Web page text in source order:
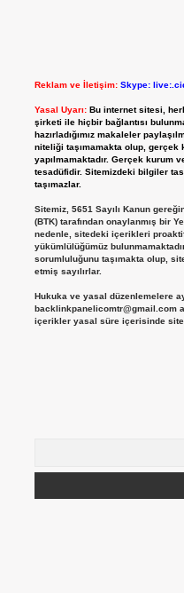
Reklam ve İletişim: Skype:
Yasal Uyarı: Bu internet sitesi,
şirketi ile hiçbir bağlantısı
hazırladığımız makaleler
niteliği taşımamakta olup, gerçek
yapılmamaktadır. Gerçek kurum
tesadüfidir. Sitemizdeki bilgiler
taşımazlar.
Sitemiz, 5651 Sayılı Kanun
(BTK) tarafından onaylanmış bir
nedenle, sitedeki içerikleri
yükümlülüğümüz
sorumluluğunu taşımakta olup,
etmiş sayılırlar.
Hukuka ve yasal düzenlemelere
backlinkpanelicomtr@gmail.com
içerikler yasal süre içerisinde